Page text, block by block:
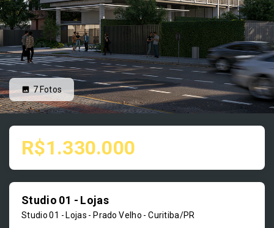
7Fotos
R$1.330.000
Studio 01 - Lojas
Studio 01 - Lojas - Prado Velho - Curitiba/PR